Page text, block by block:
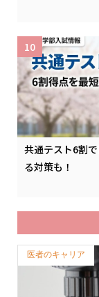
共通テスト6割
る対策も！
10
医者のキャリア